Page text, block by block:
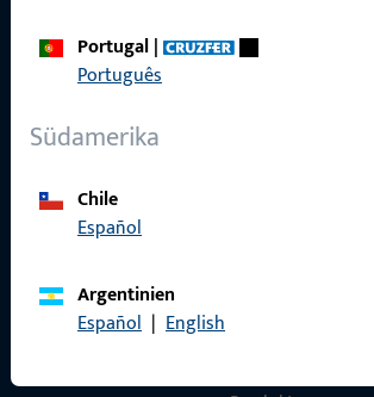
Portugal|
Português
Südamerika
Chile
Español
Argentinien
Español | English
Allgemeines